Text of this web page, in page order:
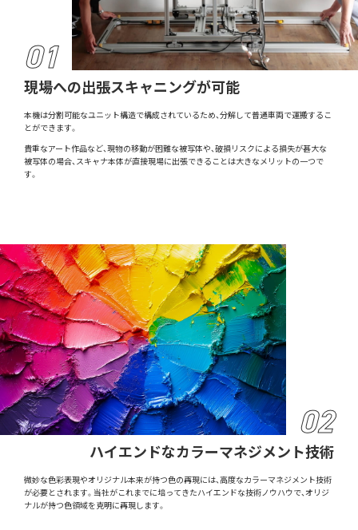
現場への出張スキャニングが可能
本機は分割可能なユニット構造で構成されているため、分解して普通車両で運搬するこ
とができます。
貴重なアート作品など、現物の移動が困難な被写体や、破損リスクによる損失が甚大な
被写体の場合、スキャナ本体が直接現場に出張できることは大きなメリットの一つで
す。
ハイエンドなカラーマネジメント技術
微妙な色彩表現やオリジナル本来が持つ色の再現には、高度なカラーマネジメント技術
が必要とされます。当社がこれまでに培ってきたハイエンドな技術ノウハウで、オリジ
ナルが持つ色領域を克明に再現します。